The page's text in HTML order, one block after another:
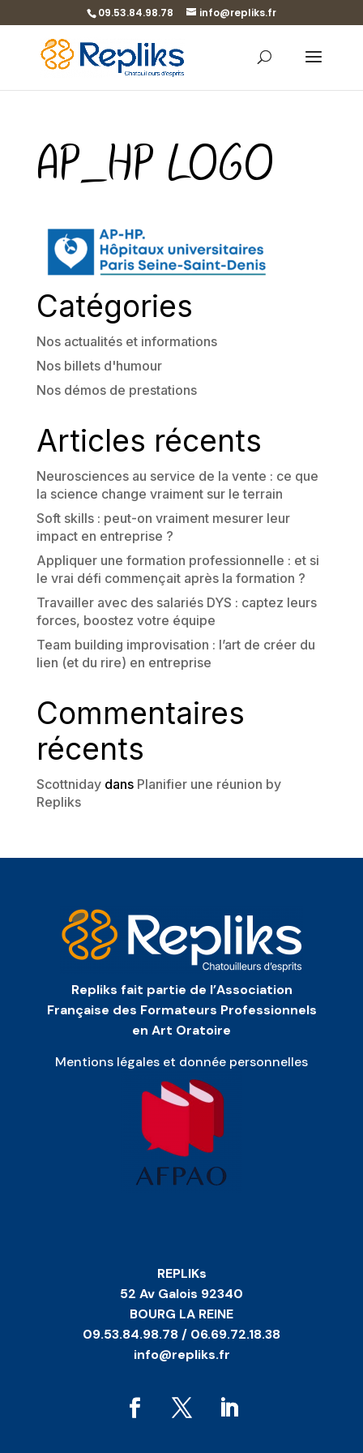
09.53.84.98.78 info@repliks.fr
AP_HP LOGO
Catégories
Nos actualités et informations
Nos billets d'humour
Nos démos de prestations
Articles récents
Neurosciences au service de la vente : ce que
la science change vraiment sur le terrain
Soft skills : peut-on vraiment mesurer leur
impact en entreprise ?
Appliquer une formation professionnelle : et si
le vrai défi commençait après la formation ?
Travailler avec des salariés DYS : captez leurs
forces, boostez votre équipe
Team building improvisation : l’art de créer du
lien (et du rire) en entreprise
Commentaires
récents
Scottnidaydans Planifier une réunion by
Repliks
Repliks fait partie de l’Association
Française des Formateurs Professionnels
en Art Oratoire
Mentions légales et donnée personnelles
REPLIKs
52 Av Galois 92340
BOURG LA REINE
09.53.84.98.78 / 06.69.72.18.38
info@repliks.fr